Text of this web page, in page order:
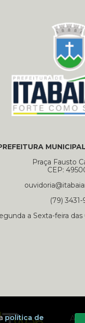
política de
Praça Fausto
CEP:
(79) 3431-
a Sexta-feira